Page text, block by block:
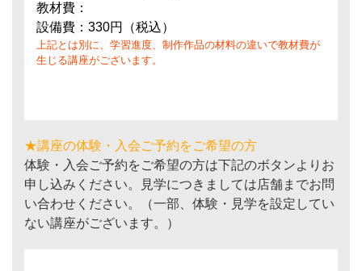
教材費：
設備費：330円（税込）
上記とは別に、学習進度、制作作品の材料の違いで教材費が
生じる講座がございます。
★講座の体験・入会ご予約をご希望の方
体験・入会ご予約をご希望の方は下記のボタンよりお
申し込みください。見学につきましては店舗までお問
い合わせください。（一部、体験・見学を設定してい
ない講座がございます。）